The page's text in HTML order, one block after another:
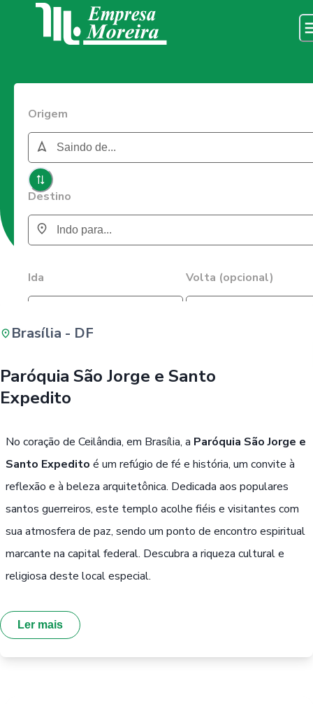
Origem
Destino
Ida Volta (opcional)
Brasília - DF
Paróquia São Jorge e Santo
Expedito
No coração de Ceilândia, em Brasília, a Paróquia São Jorge e
Santo Expedito é um refúgio de fé e história, um convite à
reflexão e à beleza arquitetônica. Dedicada aos populares
santos guerreiros, este templo acolhe fiéis e visitantes com
sua atmosfera de paz, sendo um ponto de encontro espiritual
marcante na capital federal. Descubra a riqueza cultural e
religiosa deste local especial.
Ler mais